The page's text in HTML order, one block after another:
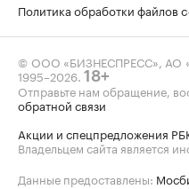
Политика обработки файлов
© ООО «БИЗНЕСПРЕСС», АО
1995–2026. 18+
Отправьте нам обращение,
обратной связи
Акции и спецпредложения
Владельцем сайта является
Данные предоставлены: